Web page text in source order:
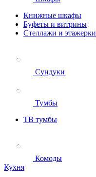
Книжные шкафы
Буфеты и витрины
Стеллажи и этажерки
Сундуки
Тумбы
ТВ тумбы
Комоды
Кухня